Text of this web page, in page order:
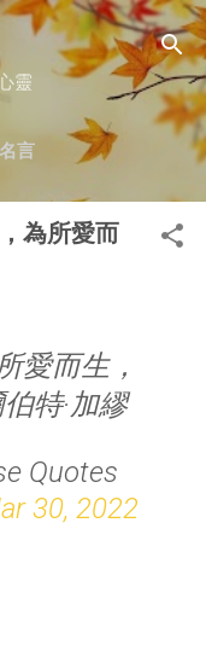
靈
言
為所愛而
愛而生，
特·加繆
Quotes
30, 2022